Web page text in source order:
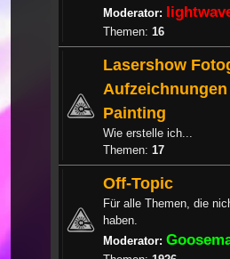
Moderator:
Themen: 16
Lasershow
Painting
Wie erstelle ich...
Themen: 17
Off-Topic
Für alle Themen, die
haben.
Moderator: